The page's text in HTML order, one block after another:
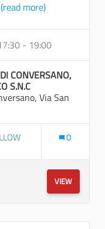
(read more)
- 19:00
CONVERSANO,
S.N.C
Via San
0
VIEW